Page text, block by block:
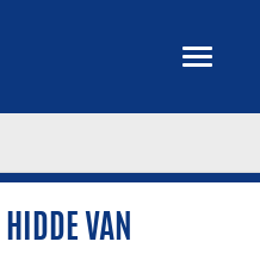
VAN